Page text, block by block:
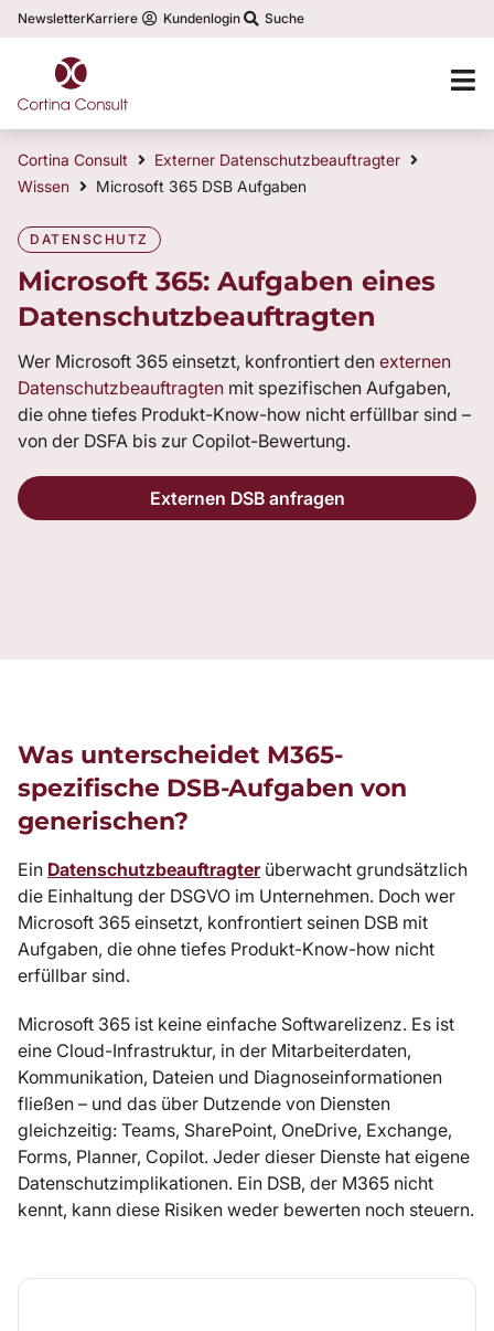
NewsletterKarriere Kundenlogin Suche
Cortina Consult
Externer Datenschutzbeauftragter
Wissen
Microsoft 365 DSB Aufgaben
DATENSCHUTZ
Microsoft 365: Aufgaben eines
Datenschutzbeauftragten
Wer Microsoft 365 einsetzt, konfrontiert den externen
Datenschutzbeauftragten mit spezifischen Aufgaben,
die ohne tiefes Produkt-Know-how nicht erfüllbar sind –
von der DSFA bis zur Copilot-Bewertung.
Externen DSB anfragen
Was unterscheidet M365-
spezifische DSB-Aufgaben von
generischen?
Ein Datenschutzbeauftragterüberwacht grundsätzlich
die Einhaltung der DSGVO im Unternehmen. Doch wer
Microsoft 365 einsetzt, konfrontiert seinen DSB mit
Aufgaben, die ohne tiefes Produkt-Know-how nicht
erfüllbar sind.
Microsoft 365 ist keine einfache Softwarelizenz. Es ist
eine Cloud-Infrastruktur, in der Mitarbeiterdaten,
Kommunikation, Dateien und Diagnoseinformationen
fließen – und das über Dutzende von Diensten
gleichzeitig: Teams, SharePoint, OneDrive, Exchange,
Forms, Planner, Copilot. Jeder dieser Dienste hat eigene
Datenschutzimplikationen. Ein DSB, der M365 nicht
kennt, kann diese Risiken weder bewerten noch steuern.